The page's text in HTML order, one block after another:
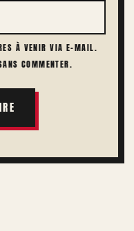
À VENIR VIA E-MAIL.
COMMENTER.